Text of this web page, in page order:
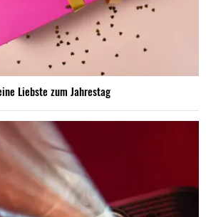
Liebste zum Jahrestag